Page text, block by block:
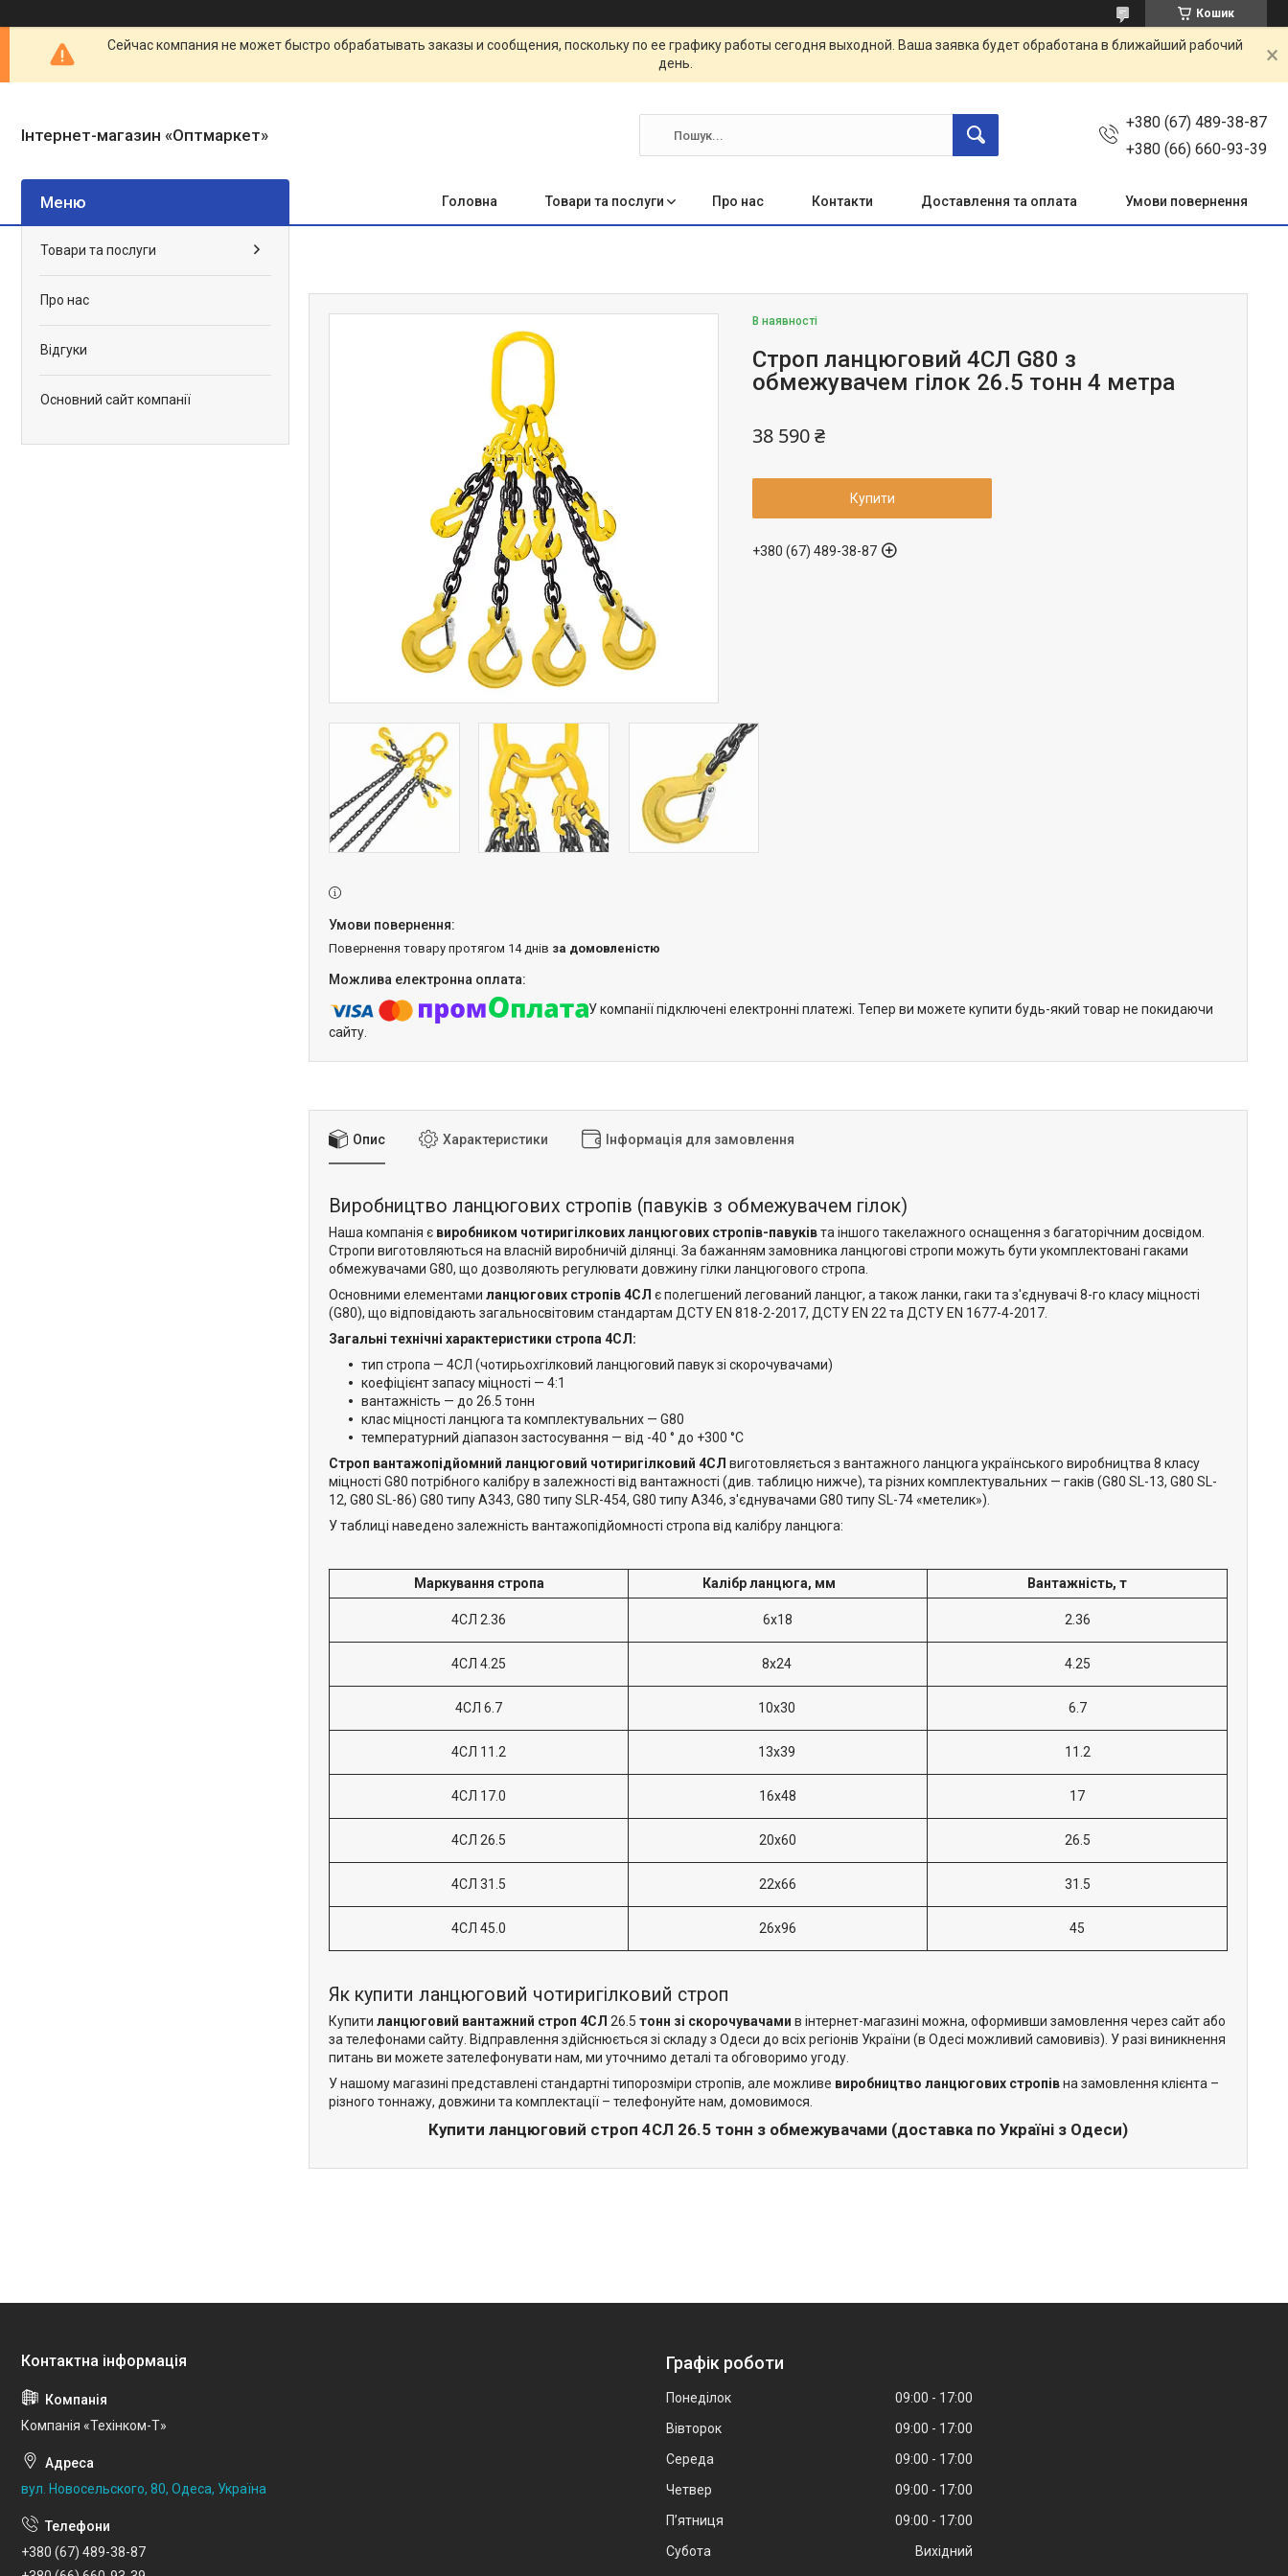
Кошик
Сейчас компания не может быстро обрабатывать заказы и сообщения, поскольку по ее графику работы сегодня выходной. Ваша заявка будет обработана в ближайший рабочий
день.
Інтернет-магазин «Оптмаркет»
+380 (67) 489-38-87
+380 (66) 660-93-39
Головна Товари та послуги Про нас Контакти Доставлення та оплата Умови повернення
В наявності
Строп ланцюговий 4СЛ G80 з
обмежувачем гілок 26.5 тонн 4 метра
38 590 ₴
Купити
+380 (67) 489-38-87
повернення товару протягом 14 днів за домовленістю
У компанії підключені електронні платежі. Тепер ви можете купити будь-який товар не покидаючи
сайту.
Опис Характеристики Інформація для замовлення
Виробництво ланцюгових стропів (павуків з обмежувачем гілок)
Наша компанія є виробником чотиригілкових ланцюгових стропів-павуківта іншого такелажного оснащення з багаторічним досвідом.
Стропи виготовляються на власній виробничій ділянці. За бажанням замовника ланцюгові стропи можуть бути укомплектовані гаками
обмежувачами G80, що дозволяють регулювати довжину гілки ланцюгового стропа.
Основними елементами ланцюгових стропів 4СЛ є полегшений легований ланцюг, а також ланки, гаки та з'єднувачі 8-го класу міцності
(G80), що відповідають загальносвітовим стандартам ДСТУ EN 818-2-2017, ДСТУ EN 22 та ДСТУ EN 1677-4-2017.
Загальні технічні характеристики стропа 4СЛ:
тип стропа — 4СЛ (чотирьохгілковий ланцюговий павук зі скорочувачами)
коефіцієнт запасу міцності — 4:1
вантажність — до 26.5 тонн
клас міцності ланцюга та комплектувальних — G80
температурний діапазон застосування — від -40 ° до +300 °С
Строп вантажопідйомний ланцюговий чотиригілковий 4СЛ виготовляється з вантажного ланцюга українського виробництва 8 класу
міцності G80 потрібного калібру в залежності від вантажності (див. таблицю нижче), та різних комплектувальних — гаків (G80 SL-13, G80 SL-
12, G80 SL-86) G80 типу A343, G80 типу SLR-454, G80 типу А346, з'єднувачами G80 типу SL-74 «метелик»).
У таблиці наведено залежність вантажопідйомності стропа від калібру ланцюга:
Маркування стропа Калібр ланцюга, мм Вантажність, т
4СЛ 2.36 6х18 2.36
4СЛ 4.25 8х24 4.25
4СЛ 6.7 10х30 6.7
4СЛ 11.2 13х39 11.2
4СЛ 17.0 16х48 17
4СЛ 26.5 20х60 26.5
4СЛ 31.5 22х66 31.5
4СЛ 45.0 26х96 45
Як купити ланцюговий чотиригілковий строп
Купити ланцюговий вантажний строп 4СЛ 26.5 тонн зі скорочувачами в інтернет-магазині можна, оформивши замовлення через сайт або
за телефонами сайту. Відправлення здійснюється зі складу з Одеси до всіх регіонів України (в Одесі можливий самовивіз). У разі виникнення
питань ви можете зателефонувати нам, ми уточнимо деталі та обговоримо угоду.
У нашому магазині представлені стандартні типорозміри стропів, але можливе виробництво ланцюгових стропівна замовлення клієнта –
різного тоннажу, довжини та комплектації – телефонуйте нам, домовимося.
Купити ланцюговий строп 4СЛ 26.5 тонн з обмежувачами (доставка по Україні з Одеси)
Товари та послуги
Про нас
Відгуки
Основний сайт компанії
Компанія «Техінком-Т»
вул. Новосельского, 80, Одеса, Україна
+380 (67) 489-38-87
Графік роботи
Понеділок 09:00
17:00
Вівторок
09:00
17:00
Середа
09:00
17:00
Четвер
09:00
17:00
Пʼятниця
09:00
17:00
Субота
Вихідний